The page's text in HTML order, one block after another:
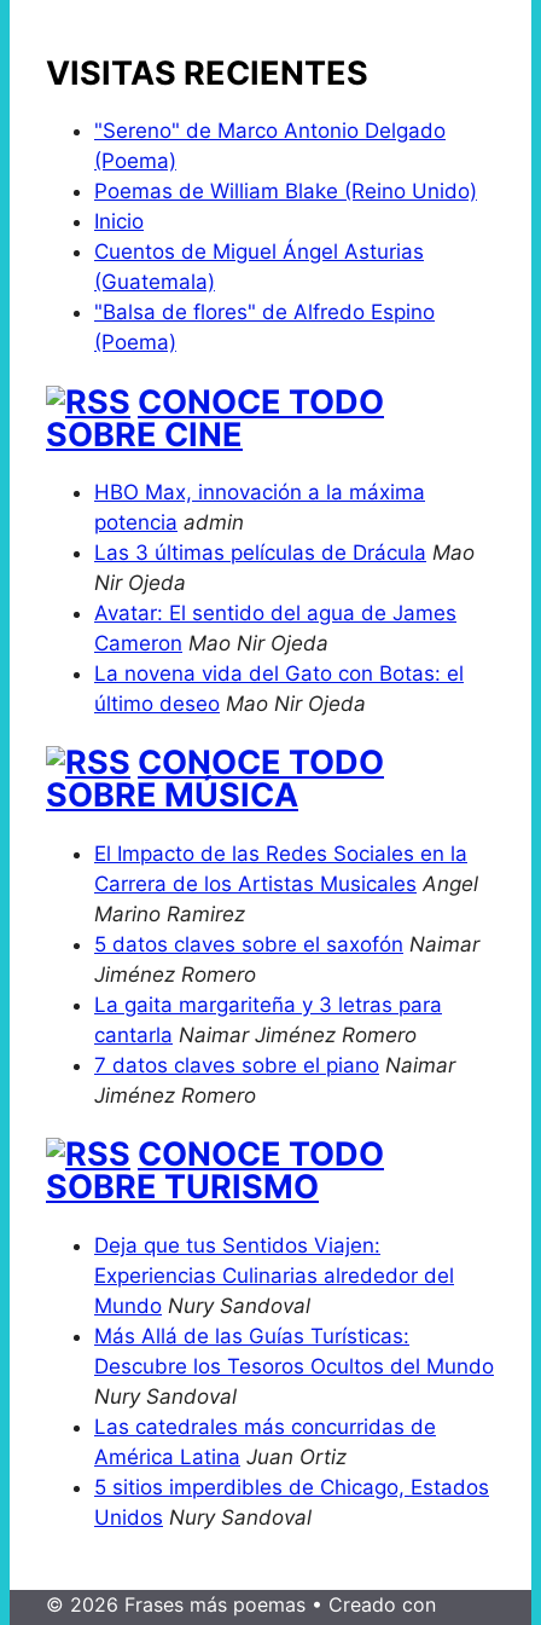
VISITAS RECIENTES
"Sereno" de Marco Antonio Delgado
(Poema)
Poemas de William Blake (Reino Unido)
Inicio
Cuentos de Miguel Ángel Asturias
(Guatemala)
"Balsa de flores" de Alfredo Espino
(Poema)
CONOCE TODO
SOBRE CINE
HBO Max, innovación a la máxima
potencia admin
Las 3 últimas películas de Drácula Mao
Nir Ojeda
Avatar: El sentido del agua de James
Cameron Mao Nir Ojeda
La novena vida del Gato con Botas: el
último deseo Mao Nir Ojeda
CONOCE TODO
SOBRE MÚSICA
El Impacto de las Redes Sociales en la
Carrera de los Artistas Musicales Angel
Marino Ramirez
5 datos claves sobre el saxofón Naimar
Jiménez Romero
La gaita margariteña y 3 letras para
cantarla Naimar Jiménez Romero
7 datos claves sobre el piano Naimar
Jiménez Romero
CONOCE TODO
SOBRE TURISMO
Deja que tus Sentidos Viajen:
Experiencias Culinarias alrededor del
Mundo Nury Sandoval
Más Allá de las Guías Turísticas:
Descubre los Tesoros Ocultos del Mundo
Nury Sandoval
Las catedrales más concurridas de
América Latina Juan Ortiz
5 sitios imperdibles de Chicago, Estados
Unidos Nury Sandoval
© 2026 Frases más poemas • Creado con